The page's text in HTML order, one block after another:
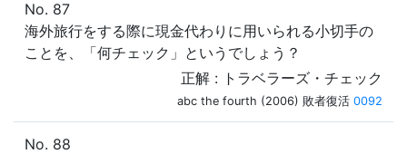
No. 87
海外旅行をする際に現金代わりに用いられる小切手の
ことを、「何チェック」というでしょう？
正解 : トラベラーズ・チェック
abc the fourth (2006) 敗者復活 0092
No. 88